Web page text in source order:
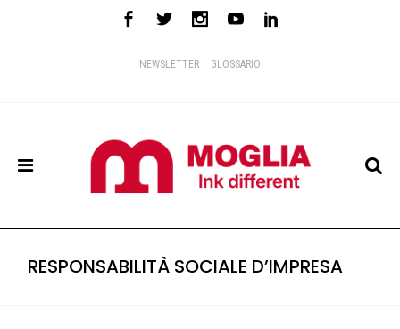
NEWSLETTER GLOSSARIO
RESPONSABILITÀ SOCIALE D’IMPRESA